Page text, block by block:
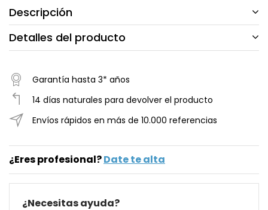
Descripción
Detalles del producto
Garantía hasta 3* años
14 días naturales para devolver el producto
Envíos rápidos en más de 10.000 referencias
¿Eres profesional?Date te alta
¿Necesitas ayuda?